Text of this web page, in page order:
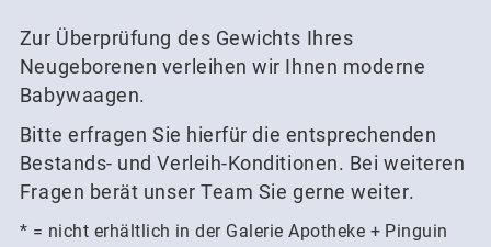
Zur Überprüfung des Gewichts Ihres
Neugeborenen verleihen wir Ihnen moderne
Babywaagen.
Bitte erfragen Sie hierfür die entsprechenden
Bestands- und Verleih-Konditionen. Bei weiteren
Fragen berät unser Team Sie gerne weiter.
* = nicht erhältlich in der Galerie Apotheke + Pinguin